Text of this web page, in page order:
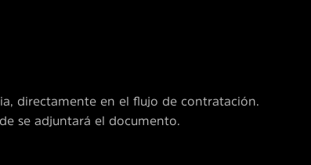
directamente en el flujo de contratación.
se adjuntará el documento.